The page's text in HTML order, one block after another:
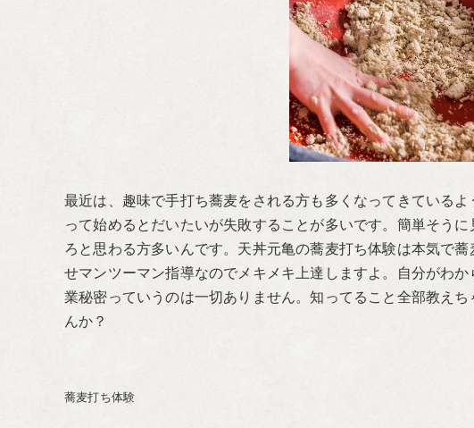
最近は、趣味で手打ち蕎麦をされる方も多くなってきている
って始めるとだいたいが失敗することが多いです。簡単そう
ろと思わる方多いんです。天丼元亀の蕎麦打ち体験は本気で
せマンツーマン指導なのでメキメキ上達しますよ。自分がわ
業秘密っていうのは一切ありません。知ってること全部教え
んか？
蕎麦打ち体験